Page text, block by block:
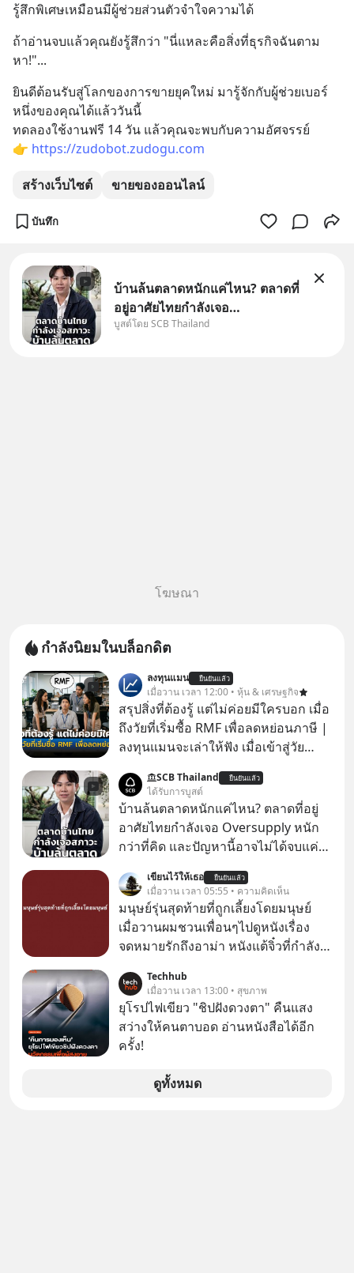
รู้สึกพิเศษเหมือนมีผู้ช่วยส่วนตัวจำใจความได้
ถ้าอ่านจบแล้วคุณยังรู้สึกว่า "นี่แหละคือสิ่งที่ธุรกิจฉันตาม
หา!"...
ยินดีต้อนรับสู่โลกของการขายยุคใหม่ มารู้จักกับผู้ช่วยเบอร์
หนึ่งของคุณได้แล้ววันนี้
ทดลองใช้งานฟรี 14 วัน แล้วคุณจะพบกับความอัศจรรย์
👉 https://zudobot.zudogu.com
สร้างเว็บไซต์ ขายของออนไลน์
บันทึก
บ้านล้นตลาดหนักแค่ไหน? ตลาดที่
อยู่อาศัยไทยกำลังเจอ
Oversupply หนักกว่าที่คิด และ
บูสต์โดย SCB Thailand
โฆษณา
กำลังนิยมในบล็อกดิต
ลงทุนแมน ยืนยันแล้ว
เมื่อวาน เวลา 12:00 • หุ้น & เศรษฐกิจ
สรุปสิ่งที่ต้องรู้ แต่ไม่ค่อยมีใครบอก เมื่อ
ถึงวัยที่เริ่มซื้อ RMF เพื่อลดหย่อนภาษี |
ลงทุนแมนจะเล่าให้ฟัง เมื่อเข้าสู่วัย
ภาษี หลายคนมักได้รับคำแนะนำให้
ลงทุนใน RMF เพราะนอกจากจะช่วยลด
หย่อนภาษีได้แล้ว ยังเป็นโอกาสในการ
สร้างความมั่งคั่งระยะยาว แต่น้อยคน
อะไรบ้าง ควรดู ตรงไหน ทำอย่างไร ถึง
จะดีกับเรา แล้วเราควรรู้ข้อมูลอะไร
เกี่ยวกับ RMF บ้าง เพื่อให้นำไปใช้ต่อได้
จริง ๆ ลงทุนแมนจะเล่าให้ฟัง
SCB Thailand ยืนยันแล้ว
ได้รับการบูสต์
บ้านล้นตลาดหนักแค่ไหน? ตลาดที่อยู่
อาศัยไทยกำลังเจอ Oversupply หนัก
กว่าที่คิด และปัญหานี้อาจไม่ได้จบแค่
ล้นตลาด #เศรษฐกิจไทย #EICAround
#SCBThailand สามารถดูคลิปที่
youtube ประกอบได้ที่ link :
https://youtube.com/shorts/-
เขียนไว้ให้เธอ ยืนยันแล้ว
เมื่อวาน เวลา 05:55 • ความคิดเห็น
มนุษย์รุ่นสุดท้ายที่ถูกเลี้ยงโดยมนุษย์
เมื่อวานผมชวนเพื่อนๆไปดูหนังเรื่อง
จดหมายรักถึงอาม่า หนังแต้จิ๋วที่กำลัง
ป๊าผมเห็นโปสเตอร์หนังเรื่องนี้หลาย
เดือนก่อนและอยากดูมาก ด้วยเพราะว่า
อากงก็มาจากเมืองจีน ป๊าก็พูดแต้จิ๋วได้
มีเรื่องราวมีความผูกพันที่ได้ยินตั้งแต่
Techhub
เมื่อวาน เวลา 13:00 • สุขภาพ
ยุโรปไฟเขียว "ชิปฝังดวงตา" คืนแสง
สว่างให้คนตาบอด อ่านหนังสือได้อีก
ครั้ง!
ดูทั้งหมด